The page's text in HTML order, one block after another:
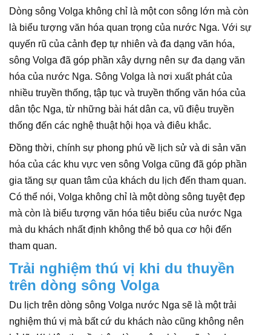
Dòng sông Volga không chỉ là một con sông lớn mà còn
là biểu tượng văn hóa quan trọng của nước Nga. Với sự
quyến rũ của cảnh đẹp tự nhiên và đa dạng văn hóa,
sông Volga đã góp phần xây dựng nên sự đa dạng văn
hóa của nước Nga. Sông Volga là nơi xuất phát của
nhiều truyền thống, tập tục và truyền thống văn hóa của
dân tộc Nga, từ những bài hát dân ca, vũ điệu truyền
thống đến các nghệ thuật hội họa và điêu khắc.
Đồng thời, chính sự phong phú về lịch sử và di sản văn
hóa của các khu vực ven sông Volga cũng đã góp phần
gia tăng sự quan tâm của khách du lịch đến tham quan.
Có thể nói, Volga không chỉ là một dòng sông tuyệt đẹp
mà còn là biểu tượng văn hóa tiêu biểu của nước Nga
mà du khách nhất định không thể bỏ qua cơ hội đến
tham quan.
Trải nghiệm thú vị khi du thuyền
trên dòng sông Volga
Du lịch trên dòng sông Volga nước Nga sẽ là một trải
nghiệm thú vị mà bất cứ du khách nào cũng không nên